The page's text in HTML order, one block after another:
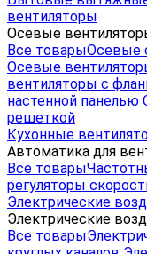
вентиляторы
Осевые
Все товарыОсевые
Осевые
вентиляторы с
настенной панелью
решеткой
Кухонные
Автоматика для
Все товары
регуляторы
Электрические
Электрические
Все товары